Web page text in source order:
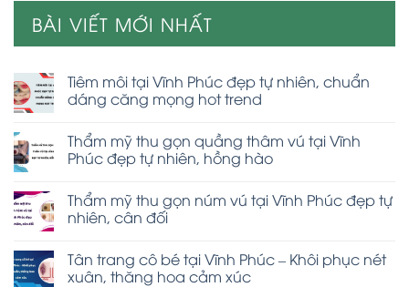
BÀI VIẾT MỚI NHẤT
Tiêm môi tại Vĩnh Phúc đẹp tự nhiên, chuẩn
dáng căng mọng hot trend
Thẩm mỹ thu gọn quầng thâm vú tại Vĩnh
Phúc đẹp tự nhiên, hồng hào
Thẩm mỹ thu gọn núm vú tại Vĩnh Phúc đẹp tự
nhiên, cân đối
Tân trang cô bé tại Vĩnh Phúc – Khôi phục nét
xuân, thăng hoa cảm xúc